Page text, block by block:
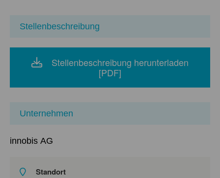
Stellenbeschreibung
Stellenbeschreibung herunterladen
[PDF]
Unternehmen
innobis AG
Standort